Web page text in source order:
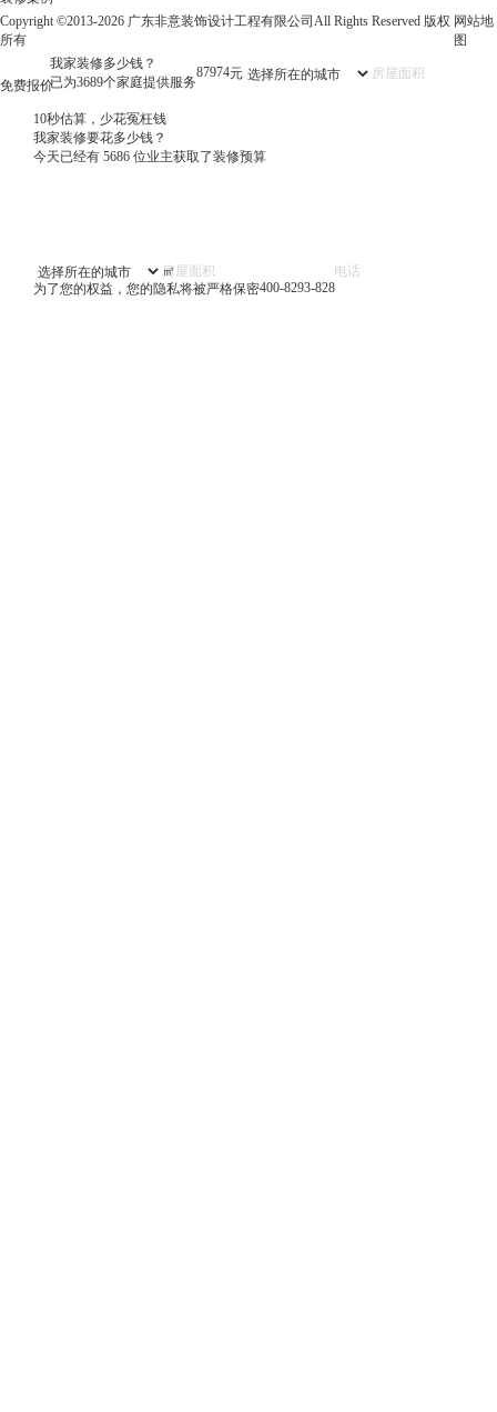
Copyright ©2013-2026 广东非意装饰设计工程有限公司All Rights Reserved 版权
所有
网站地
图
免费报价
我家装修多少钱？
已为3689个家庭提供服务
143301元
10秒估算，少花冤枉钱
我家装修要花多少钱？
今天已经有 5686 位业主获取了装修预算
㎡
为了您的权益，您的隐私将被严格保密400-8293-828